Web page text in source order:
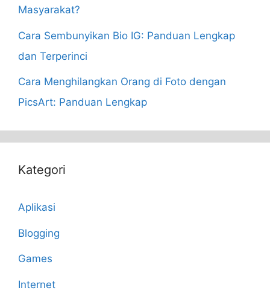
Masyarakat?
Cara Sembunyikan Bio IG: Panduan Lengkap
dan Terperinci
Cara Menghilangkan Orang di Foto dengan
PicsArt: Panduan Lengkap
Kategori
Aplikasi
Blogging
Games
Internet